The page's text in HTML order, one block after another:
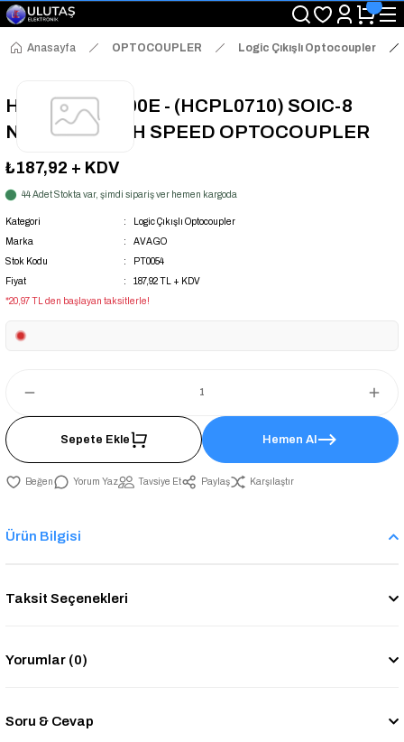
"Saat 14:00'a Kadar Verilen Siparişlerde Aynı Gün Kargo Avantajı!
"Binlerce Ürün Çeşitliliği ile Stoktan Hemen Teslim."
"Toptan Fiyatına Perakende Satış Avantajını Kaçırmayın!"
Anasayfa OPTOCOUPLER Logic Çıkışlı Optocoupler
HCPL-0710-500E - (HCPL0710) SOIC-8
NARROW HIGH SPEED OPTOCOUPLER
₺187,92 + KDV
44 Adet Stokta var, şimdi sipariş ver hemen kargoda
Kategori
Logic Çıkışlı Optocoupler
Marka
AVAGO
Stok Kodu
PT0054
Fiyat
187,92 TL + KDV
*20,97 TL den başlayan taksitlerle!
Sepete Ekle Hemen Al
Yorum Yaz Tavsiye Et Paylaş Karşılaştır
Ürün Bilgisi
Taksit Seçenekleri
Yorumlar (0)
Soru & Cevap